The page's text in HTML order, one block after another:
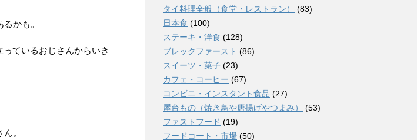
かも。
ているおじさんからいき
。
タイ料理全般（食堂・レストラン）
(83)
日本食 (100)
ステーキ・洋食 (128)
ブレックファースト (86)
スイーツ・菓子 (23)
カフェ・コーヒー (67)
コンビニ・インスタント食品 (27)
屋台もの（焼き鳥や唐揚げやつまみ）
(53)
ファストフード (19)
フードコート・市場 (50)